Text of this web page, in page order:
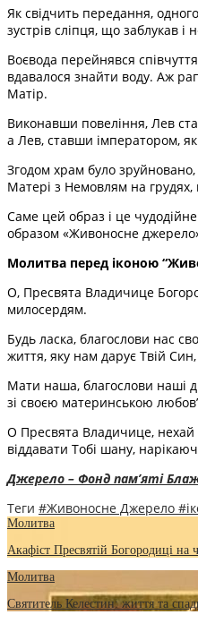
Як свідчить передання,
зустрів сліпця, що заблукав
Воєвода перейнявся
вдавалося знайти воду. Аж
Матір.
Виконавши повеління, Лев
а Лев, ставши імператором,
Згодом храм було
Матері з Немовлям на
Саме цей образ і це
образом «Живоносне
Молитва перед іконою
О, Пресвята Владичице
милосердям.
Будь ласка, благослови нас
життя, яку нам дарує Твій
Мати наша, благослови наші
зі своєю материнською
О Пресвята Владичице, нехай
віддавати Тобі шану,
Джерело – Фонд пам’яті
Теги #Живоносне Джерело
Молитва
Акафіст Пресвятій Богородиці на
Молитва
Святитель Келестин: життя та